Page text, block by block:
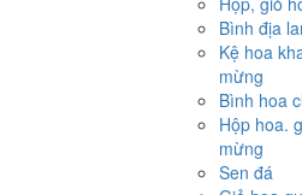
Bình địa
Kệ hoa
mừng
Bình hoa
Hộp hoa.
mừng
Sen đá